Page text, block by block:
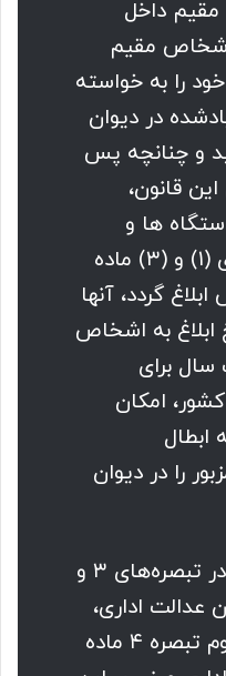
مقیم داخل
مقیم
را به خواسته
در دیوان
و چنانچه پس
این قانون،
ها و
مأمورین موضوع بندهای (۱) و (۳) ماده
گردد، آنها
به اشخاص
برای
امکان
را در دیوان
با توجه به احکام مقرر در تبصره‌های ۳ و
دیوان عدالت اداری،
حکم مقرر در قسمت دوم تبصره ۴ ماده